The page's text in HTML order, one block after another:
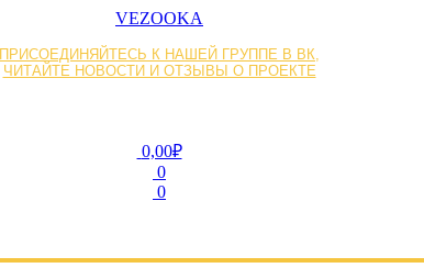
VEZOOKA
ПРИСОЕДИНЯЙТЕСЬ К НАШЕЙ ГРУППЕ В ВК,
ЧИТАЙТЕ НОВОСТИ И ОТЗЫВЫ О ПРОЕКТЕ
0,00₽
0
0